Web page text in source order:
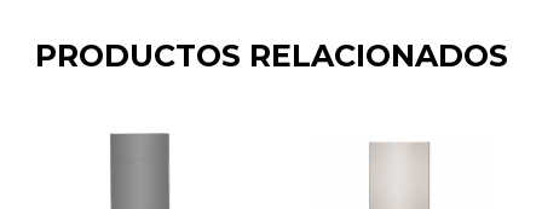
PRODUCTOS RELACIONADOS